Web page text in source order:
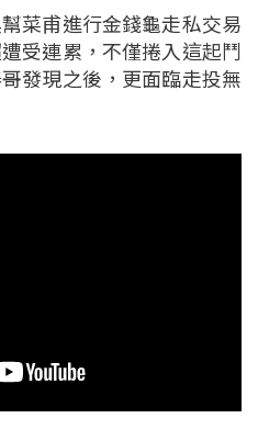
菜甫進行金錢龜走私交易
受連累，不僅捲入這起鬥
發現之後，更面臨走投無